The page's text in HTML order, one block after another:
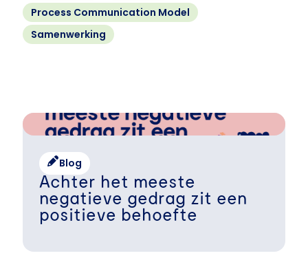
Process Communication Model
Samenwerking
Blog
Achter het meeste
negatieve gedrag zit een
positieve behoefte